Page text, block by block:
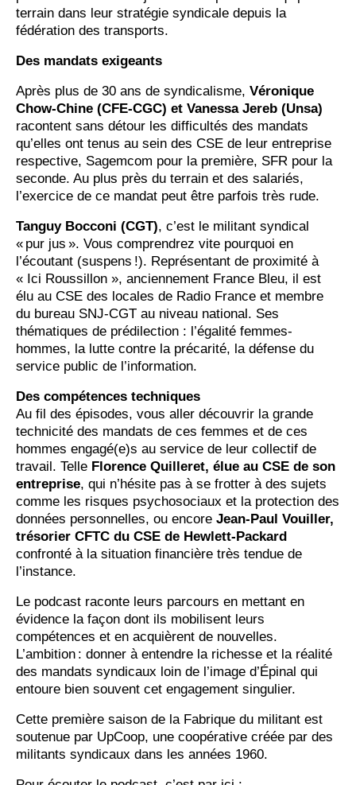
terrain dans leur stratégie syndicale depuis la
fédération des transports.
Des mandats exigeants
Après plus de 30 ans de syndicalisme, Véronique
Chow-Chine (CFE-CGC) et Vanessa Jereb (Unsa)
racontent sans détour les difficultés des mandats
qu’elles ont tenus au sein des CSE de leur entreprise
respective, Sagemcom pour la première, SFR pour la
seconde. Au plus près du terrain et des salariés,
l’exercice de ce mandat peut être parfois très rude.
Tanguy Bocconi (CGT), c’est le militant syndical
« pur jus ». Vous comprendrez vite pourquoi en
l’écoutant (suspens !). Représentant de proximité à
« Ici Roussillon », anciennement France Bleu, il est
élu au CSE des locales de Radio France et membre
du bureau SNJ-CGT au niveau national. Ses
thématiques de prédilection : l’égalité femmes-
hommes, la lutte contre la précarité, la défense du
service public de l’information.
Des compétences techniques
Au fil des épisodes, vous aller découvrir la grande
technicité des mandats de ces femmes et de ces
hommes engagé(e)s au service de leur collectif de
travail. Telle Florence Quilleret, élue au CSE de son
entreprise, qui n’hésite pas à se frotter à des sujets
comme les risques psychosociaux et la protection des
données personnelles, ou encore Jean-Paul Vouiller,
trésorier CFTC du CSE de Hewlett-Packard
confronté à la situation financière très tendue de
l’instance.
Le podcast raconte leurs parcours en mettant en
évidence la façon dont ils mobilisent leurs
compétences et en acquièrent de nouvelles.
L’ambition : donner à entendre la richesse et la réalité
des mandats syndicaux loin de l’image d’Épinal qui
entoure bien souvent cet engagement singulier.
Cette première saison de la Fabrique du militant est
soutenue par UpCoop, une coopérative créée par des
militants syndicaux dans les années 1960.